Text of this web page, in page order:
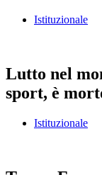
Istituzionale
Lutto nel
sport, è
Istituzionale